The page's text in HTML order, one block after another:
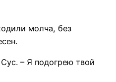
молча, без
– Я подогрею твой